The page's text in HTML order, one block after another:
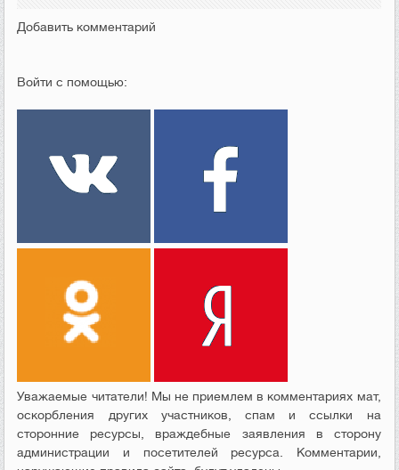
Добавить комментарий
Войти с помощью:
Уважаемые читатели! Мы не приемлем в комментариях мат,
оскорбления других участников, спам и ссылки на
сторонние ресурсы, враждебные заявления в сторону
администрации и посетителей ресурса. Комментарии,